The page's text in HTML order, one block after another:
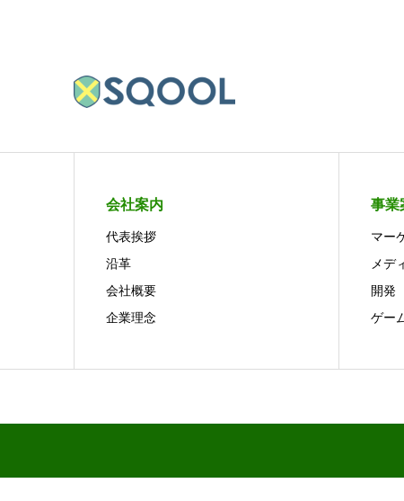
会社案内
代表挨拶
沿革
会社概要
企業理念
事業
マー
メデ
開発
ゲー